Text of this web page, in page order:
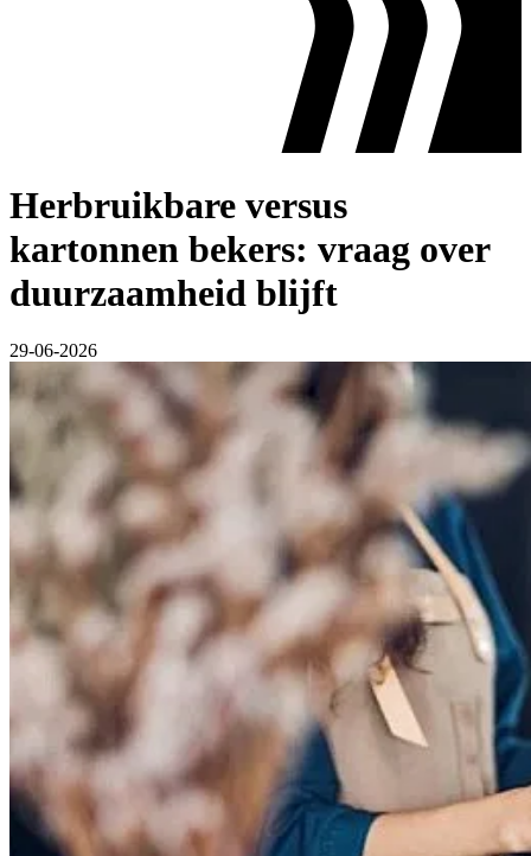
Herbruikbare versus
kartonnen bekers: vraag over
duurzaamheid blijft
29-06-2026